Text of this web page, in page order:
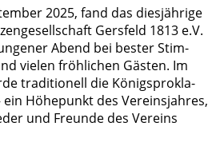
2025, fand das dies­jäh­ri­ge
Gers­feld 1813 e.V.
Abend bei bes­ter Stim­
vie­len fröh­li­chen Gäs­ten. Im
tra­di­tio­nell die Königs­pro­kla­
Höhe­punkt des Ver­eins­jah­res,
und Freun­de des Ver­eins